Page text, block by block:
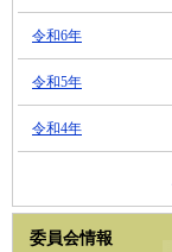
令和6年
令和5年
令和4年
委員会情報